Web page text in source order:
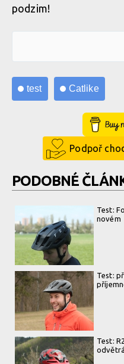
podzim!
test Catlike
Buy
Podpoř
PODOBNÉ
Test:
novém
Test:
Test: